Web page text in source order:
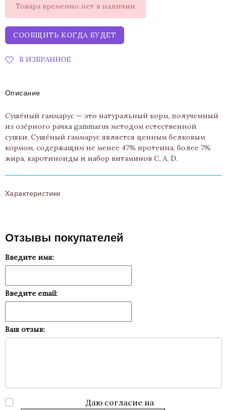
Товара временно нет в наличии
СООБЩИТЬ КОГДА БУДЕТ
В ИЗБРАННОЕ
Описание
Сушёный гаммарус — это натуральный корм, полученный
из озёрного рачка gammarus методом естественной
сушки. Сушёный гаммарус является ценным белковым
кормом, содержащим не менее 47% протеина, более 7%
жира, каротиноиды и набор витаминов C, A, D.
Характеристики
Отзывы покупателей
Введите имя:
Введите email:
Ваш отзыв:
Даю согласие на